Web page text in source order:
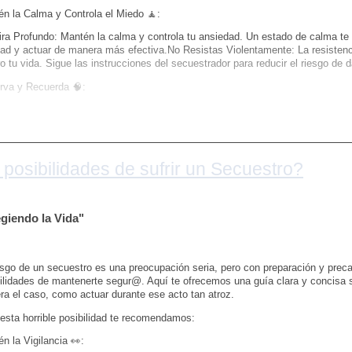
la Calma y Controla el Miedo 🧘:
Profundo: Mantén la calma y controla tu ansiedad. Un estado de calma
y actuar de manera más efectiva.No Resistas Violentamente: La
tu vida. Sigue las instrucciones del secuestrador para reducir el riesgo de
y Recuerda 🧠:
y Negociación 🗣️:
no pones en mayor peligro tu vida o la de otros.Sigue el Protocolo: Una
inmediatamente y contacta a las autoridades para informarles de lo
tu vida.Recuerda Tu Objetivo: Tu principal objetivo es sobrevivir. Mantén
de sufrir un Secuestro?
la Vida"
de un secuestro es una preocupación seria, pero con preparación y
de mantenerte segur@. Aquí te ofrecemos una guía clara y concisa
el caso, como actuar durante ese acto tan atroz.
horrible posibilidad te recomendamos:
la Vigilancia 👀: